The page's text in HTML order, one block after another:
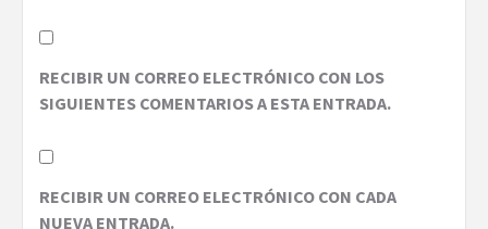
RECIBIR UN CORREO ELECTRÓNICO CON LOS
SIGUIENTES COMENTARIOS A ESTA ENTRADA.
RECIBIR UN CORREO ELECTRÓNICO CON CADA
NUEVA ENTRADA.